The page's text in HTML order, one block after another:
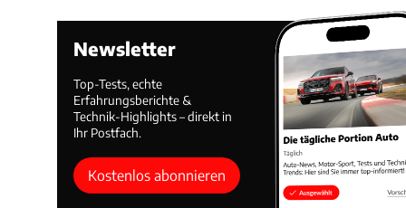
Newsletter
Top-Tests, echte
Erfahrungsberichte &
Technik-Highlights – direkt in
Ihr Postfach.
Kostenlos abonnieren